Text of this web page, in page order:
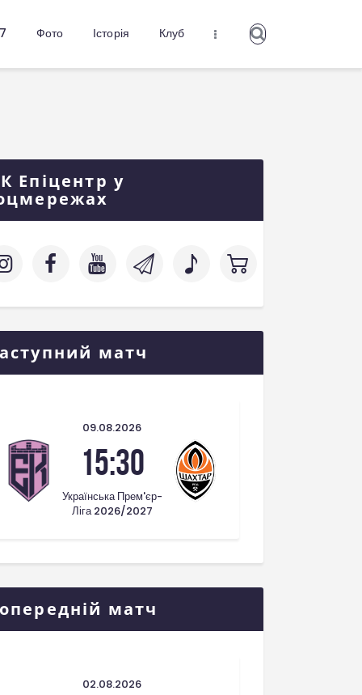
Фото Історія Клуб
Епіцентр у
матч
09.08.2026
15:30
Українська Прем'єр-
Ліга 2026/2027
матч
02.08.2026